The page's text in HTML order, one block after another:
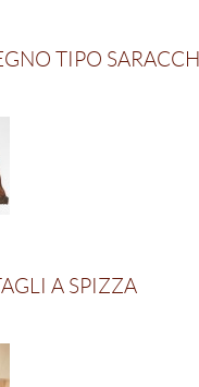
TIPO SARACCHI
A SPIZZA